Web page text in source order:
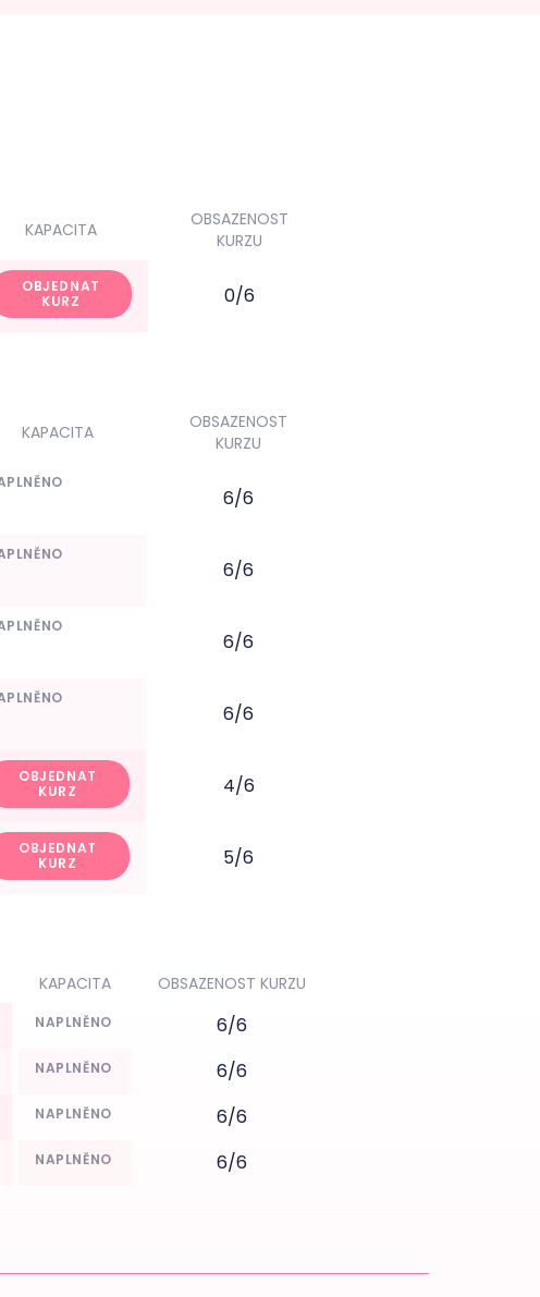
KAPACITA
OBSAZENOST
KURZU
OBJEDNAT
KURZ
0/6
KAPACITA
OBSAZENOST
KURZU
6/6
6/6
6/6
6/6
OBJEDNAT
KURZ
4/6
OBJEDNAT
KURZ
5/6
KAPACITA OBSAZENOST KURZU
NAPLNĚNO
6/6
NAPLNĚNO
6/6
NAPLNĚNO
6/6
NAPLNĚNO 6/6